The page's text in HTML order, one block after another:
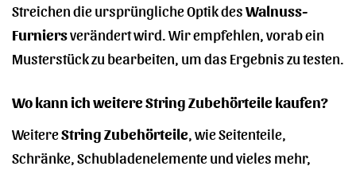
Streichen die ursprüngliche Optik desWalnuss-
Furniersverändert wird. Wir empfehlen, vorab ein
Musterstück zu bearbeiten, um das Ergebnis zu testen.
Wo kann ich weitere String Zubehörteile kaufen?
WeitereString Zubehörteile , wie Seitenteile,
Schränke, Schubladenelemente und vieles mehr,